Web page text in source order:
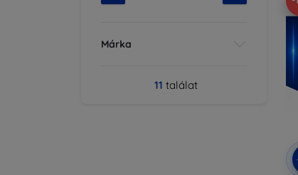
Márka
11 találat